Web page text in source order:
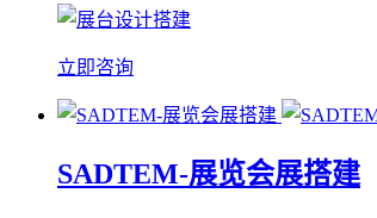
立即咨询
SADTEM-展览会展搭建